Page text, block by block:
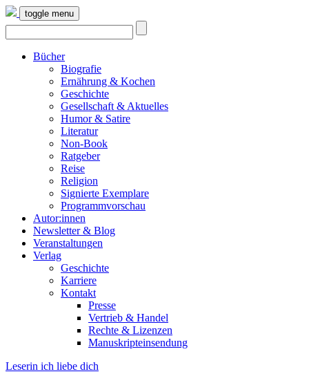
toggle menu
Bücher
Biografie
Ernährung & Kochen
Geschichte
Gesellschaft & Aktuelles
Humor & Satire
Literatur
Non-Book
Ratgeber
Reise
Religion
Signierte Exemplare
Programmvorschau
Autor:innen
Newsletter & Blog
Veranstaltungen
Verlag
Geschichte
Karriere
Kontakt
Presse
Vertrieb & Handel
Rechte & Lizenzen
Manuskripteinsendung
Leserin ich liebe dich